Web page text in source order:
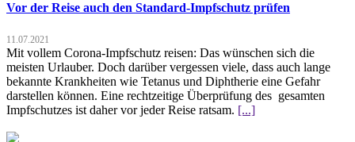
Vor der Reise auch den Standard-Impfschutz prüfen
11.07.2021
Mit vollem Corona-Impfschutz reisen: Das wünschen sich die
meisten Urlauber. Doch darüber vergessen viele, dass auch lange
bekannte Krankheiten wie Tetanus und Diphtherie eine Gefahr
darstellen können. Eine rechtzeitige Überprüfung des gesamten
Impfschutzes ist daher vor jeder Reise ratsam. [...]